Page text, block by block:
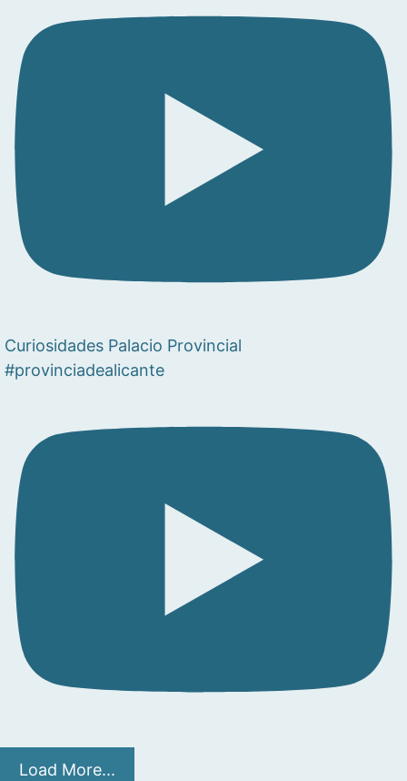
Curiosidades Palacio Provincial
#provinciadealicante
Load More...